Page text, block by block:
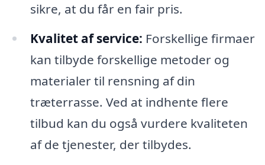
sikre, at du får en fair pris.
Kvalitet af service: Forskellige firmaer
kan tilbyde forskellige metoder og
materialer til rensning af din
træterrasse. Ved at indhente flere
tilbud kan du også vurdere kvaliteten
af de tjenester, der tilbydes.